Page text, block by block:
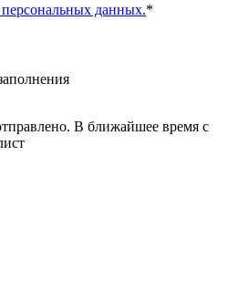
персональных данных.*
В ближайшее время с